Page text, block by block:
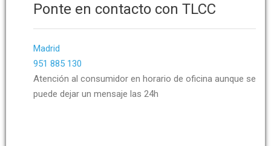
Ponte en contacto con TLCC
Madrid
951 885 130
Atención al consumidor en horario de oficina aunque se
puede dejar un mensaje las 24h